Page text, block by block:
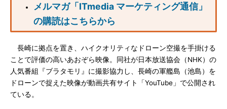
メルマガ「ITmedia マーケティング通信」
の購読はこちらから
長崎に拠点を置き、ハイクオリティなドローン空撮を手掛ける
ことで評価の高いあおぞら映像。同社が日本放送協会（NHK）の
人気番組『ブラタモリ』に撮影協力し、長崎の軍艦島（池島）を
ドローンで捉えた映像が動画共有サイト「YouTube」で公開され
ている。